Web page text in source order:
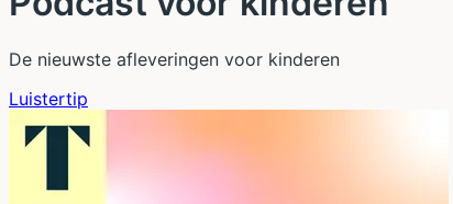
De nieuwste afleveringen voor kinderen
Luistertip